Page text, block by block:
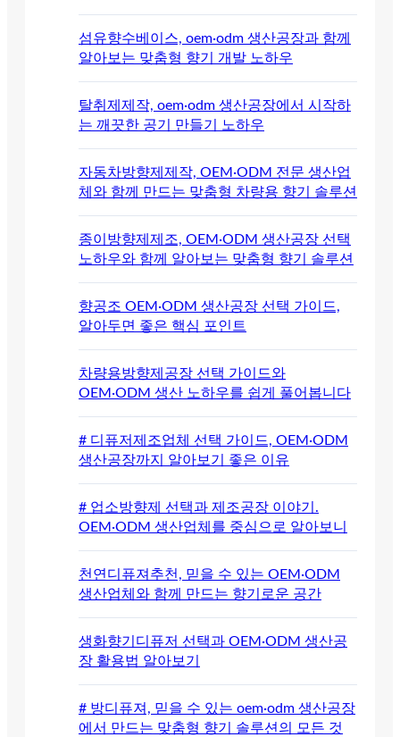
섬유향수베이스, oem·odm 생산공장과 함께
알아보는 맞춤형 향기 개발 노하우
탈취제제작, oem·odm 생산공장에서 시작하
는 깨끗한 공기 만들기 노하우
자동차방향제제작, OEM·ODM 전문 생산업
체와 함께 만드는 맞춤형 차량용 향기 솔루션
종이방향제제조, OEM·ODM 생산공장 선택
노하우와 함께 알아보는 맞춤형 향기 솔루션
향공조 OEM·ODM 생산공장 선택 가이드,
알아두면 좋은 핵심 포인트
차량용방향제공장 선택 가이드와
OEM·ODM 생산 노하우를 쉽게 풀어봅니다
# 디퓨저제조업체 선택 가이드, OEM·ODM
생산공장까지 알아보기 좋은 이유
# 업소방향제 선택과 제조공장 이야기.
OEM·ODM 생산업체를 중심으로 알아보니
천연디퓨져추천, 믿을 수 있는 OEM·ODM
생산업체와 함께 만드는 향기로운 공간
생화향기디퓨저 선택과 OEM·ODM 생산공
장 활용법 알아보기
# 방디퓨져, 믿을 수 있는 oem·odm 생산공장
에서 만드는 맞춤형 향기 솔루션의 모든 것